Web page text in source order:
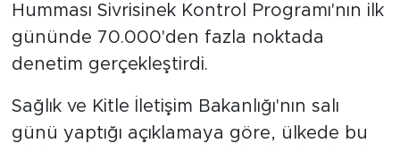
Humması Sivrisinek Kontrol Programı'nın ilk
gününde 70.000'den fazla noktada
denetim gerçekleştirdi.
Sağlık ve Kitle İletişim Bakanlığı'nın salı
günü yaptığı açıklamaya göre, ülkede bu